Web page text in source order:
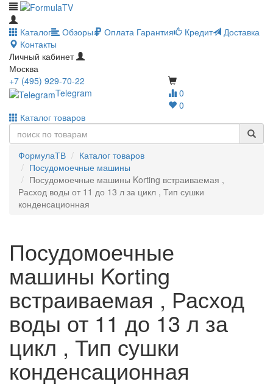
Каталог Обзоры Оплата Гарантия Кредит
Доставка
Контакты
Личный кабинет
Москва
0
0
+7 (495) 929-70-22
Telegram
Каталог товаров
ФормулаТВ
Каталог товаров
Посудомоечные машины
Посудомоечные машины Korting встраиваемая ,
Расход воды от 11 до 13 л за цикл , Тип сушки
конденсационная
Посудомоечные
машины Korting
встраиваемая , Расход
воды от 11 до 13 л за
цикл , Тип сушки
конденсационная